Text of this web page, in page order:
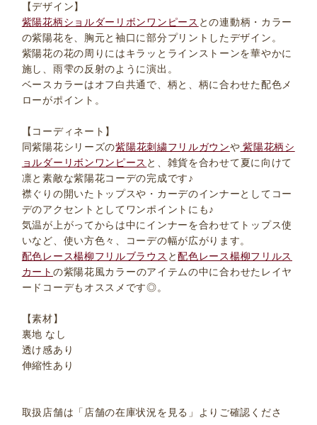
【デザイン】
紫陽花柄ショルダーリボンワンピース との連動柄・カラー
の紫陽花を、胸元と袖口に部分プリントしたデザイン。
紫陽花の花の周りにはキラッとラインストーンを華やかに
施し、雨雫の反射のように演出。
ベースカラーはオフ白共通で、柄と、柄に合わせた配色メ
ローがポイント。
【コーディネート】
同紫陽花シリーズの紫陽花刺繍フリルガウンや 紫陽花柄シ
ョルダーリボンワンピース と、雑貨を合わせて夏に向けて
凛と素敵な紫陽花コーデの完成です♪
襟ぐりの開いたトップスや・カーデのインナーとしてコー
デのアクセントとしてワンポイントにも♪
気温が上がってからは中にインナーを合わせてトップス使
いなど、使い方色々、コーデの幅が広がります。
配色レース楊柳フリルブラウス と配色レース楊柳フリルス
カート の紫陽花風カラーのアイテムの中に合わせたレイヤ
ードコーデもオススメです◎。
【素材】
裏地 なし
透け感あり
伸縮性あり
取扱店舗は「店舗の在庫状況を見る」よりご確認くださ